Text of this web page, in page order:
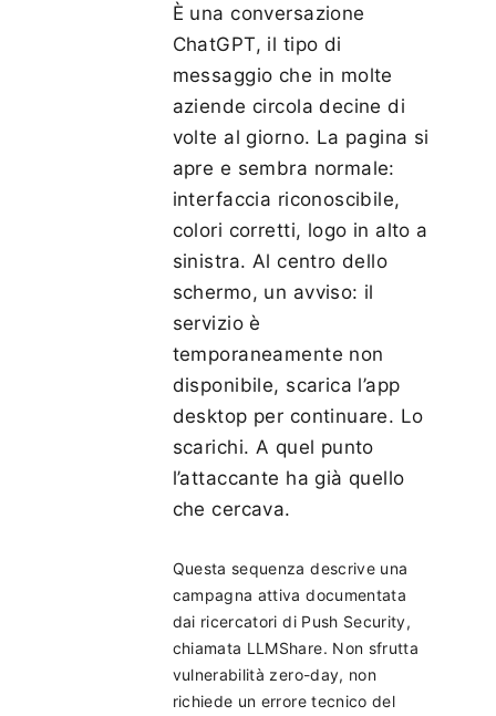
È una conversazione
ChatGPT, il tipo di
messaggio che in molte
aziende circola decine di
volte al giorno. La pagina si
apre e sembra normale:
interfaccia riconoscibile,
colori corretti, logo in alto a
sinistra. Al centro dello
schermo, un avviso: il
servizio è
temporaneamente non
disponibile, scarica l’app
desktop per continuare. Lo
scarichi. A quel punto
l’attaccante ha già quello
che cercava.
Questa sequenza descrive una
campagna attiva documentata
dai ricercatori di Push Security,
chiamata LLMShare. Non sfrutta
vulnerabilità zero-day, non
richiede un errore tecnico del